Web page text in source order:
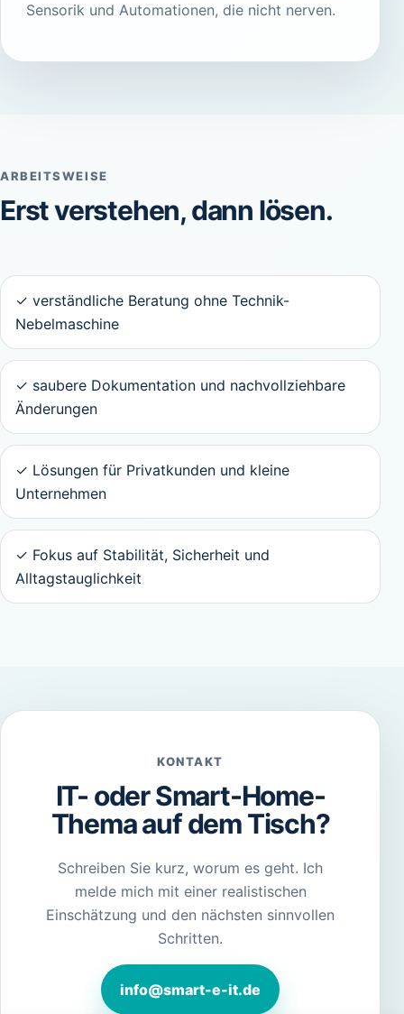
Sensorik und Automationen, die nicht nerven.
ARBEITSWEISE
Erst verstehen, dann lösen.
✓ verständliche Beratung ohne Technik-
Nebelmaschine
✓ saubere Dokumentation und nachvollziehbare
Änderungen
✓ Lösungen für Privatkunden und kleine
Unternehmen
✓ Fokus auf Stabilität, Sicherheit und
Alltagstauglichkeit
KONTAKT
IT- oder Smart-Home-
Thema auf dem Tisch?
Schreiben Sie kurz, worum es geht. Ich
melde mich mit einer realistischen
Einschätzung und den nächsten sinnvollen
Schritten.
info@smart-e-it.de